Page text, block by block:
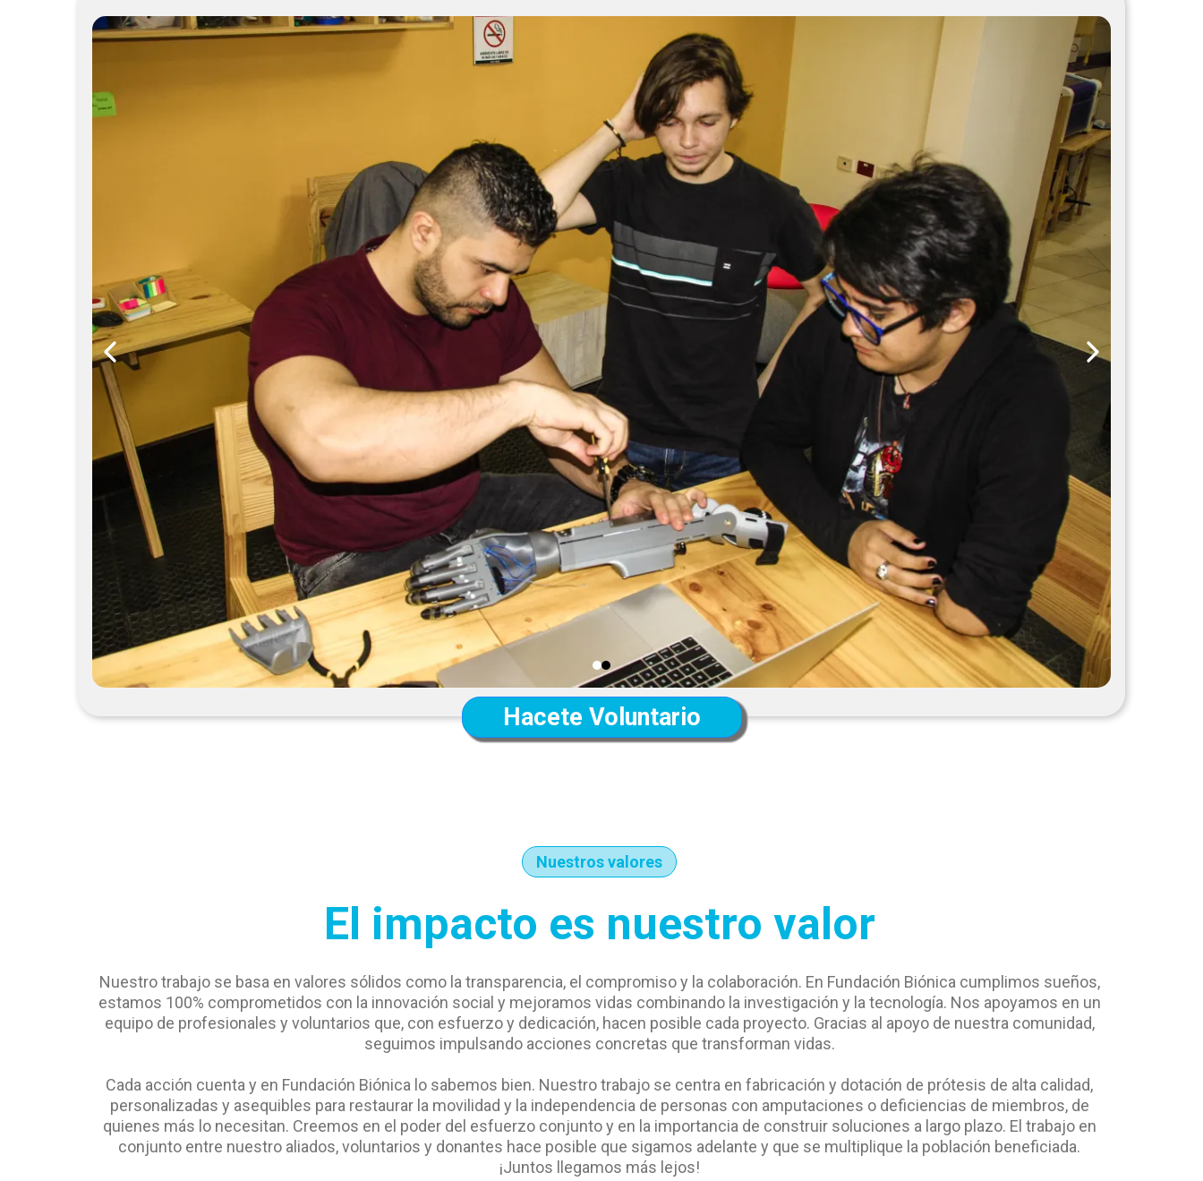
Hacete Voluntario
Nuestros valores
El impacto es nuestro valor
Nuestro trabajo se basa en valores sólidos como la transparencia, el compromiso y la colaboración. En Fundación Biónica cumplimos sueños,
estamos 100% comprometidos con la innovación social y mejoramos vidas combinando la investigación y la tecnología. Nos apoyamos en un
equipo de profesionales y voluntarios que, con esfuerzo y dedicación, hacen posible cada proyecto. Gracias al apoyo de nuestra comunidad,
seguimos impulsando acciones concretas que transforman vidas.
Cada acción cuenta y en Fundación Biónica lo sabemos bien. Nuestro trabajo se centra en fabricación y dotación de prótesis de alta calidad,
personalizadas y asequibles para restaurar la movilidad y la independencia de personas con amputaciones o deficiencias de miembros, de
quienes más lo necesitan. Creemos en el poder del esfuerzo conjunto y en la importancia de construir soluciones a largo plazo. El trabajo en
conjunto entre nuestro aliados, voluntarios y donantes hace posible que sigamos adelante y que se multiplique la población beneficiada.
¡Juntos llegamos más lejos!